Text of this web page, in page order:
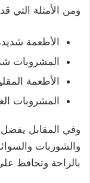
ومن الأمثلة التي
الأطعمة
المشروبات
الأطعمة
المشروبات
وفي المقابل يفضل
والشوربات
بالراحة وتحافظ